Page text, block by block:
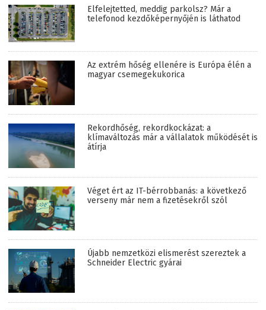
Elfelejtetted, meddig parkolsz? Már a
telefonod kezdőképernyőjén is láthatod
Az extrém hőség ellenére is Európa élén a
magyar csemegekukorica
Rekordhőség, rekordkockázat: a
klímaváltozás már a vállalatok működését is
átírja
Véget ért az IT-bérrobbanás: a következő
verseny már nem a fizetésekről szól
Újabb nemzetközi elismerést szereztek a
Schneider Electric gyárai